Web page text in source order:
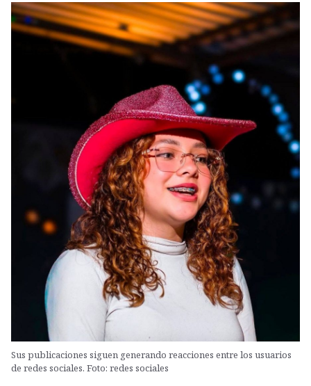
Sus publicaciones siguen generando reacciones entre los usuarios
de redes sociales. Foto: redes sociales